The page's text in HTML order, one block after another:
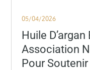
Posted
on
05/04/2026
Huile
Association
Pour